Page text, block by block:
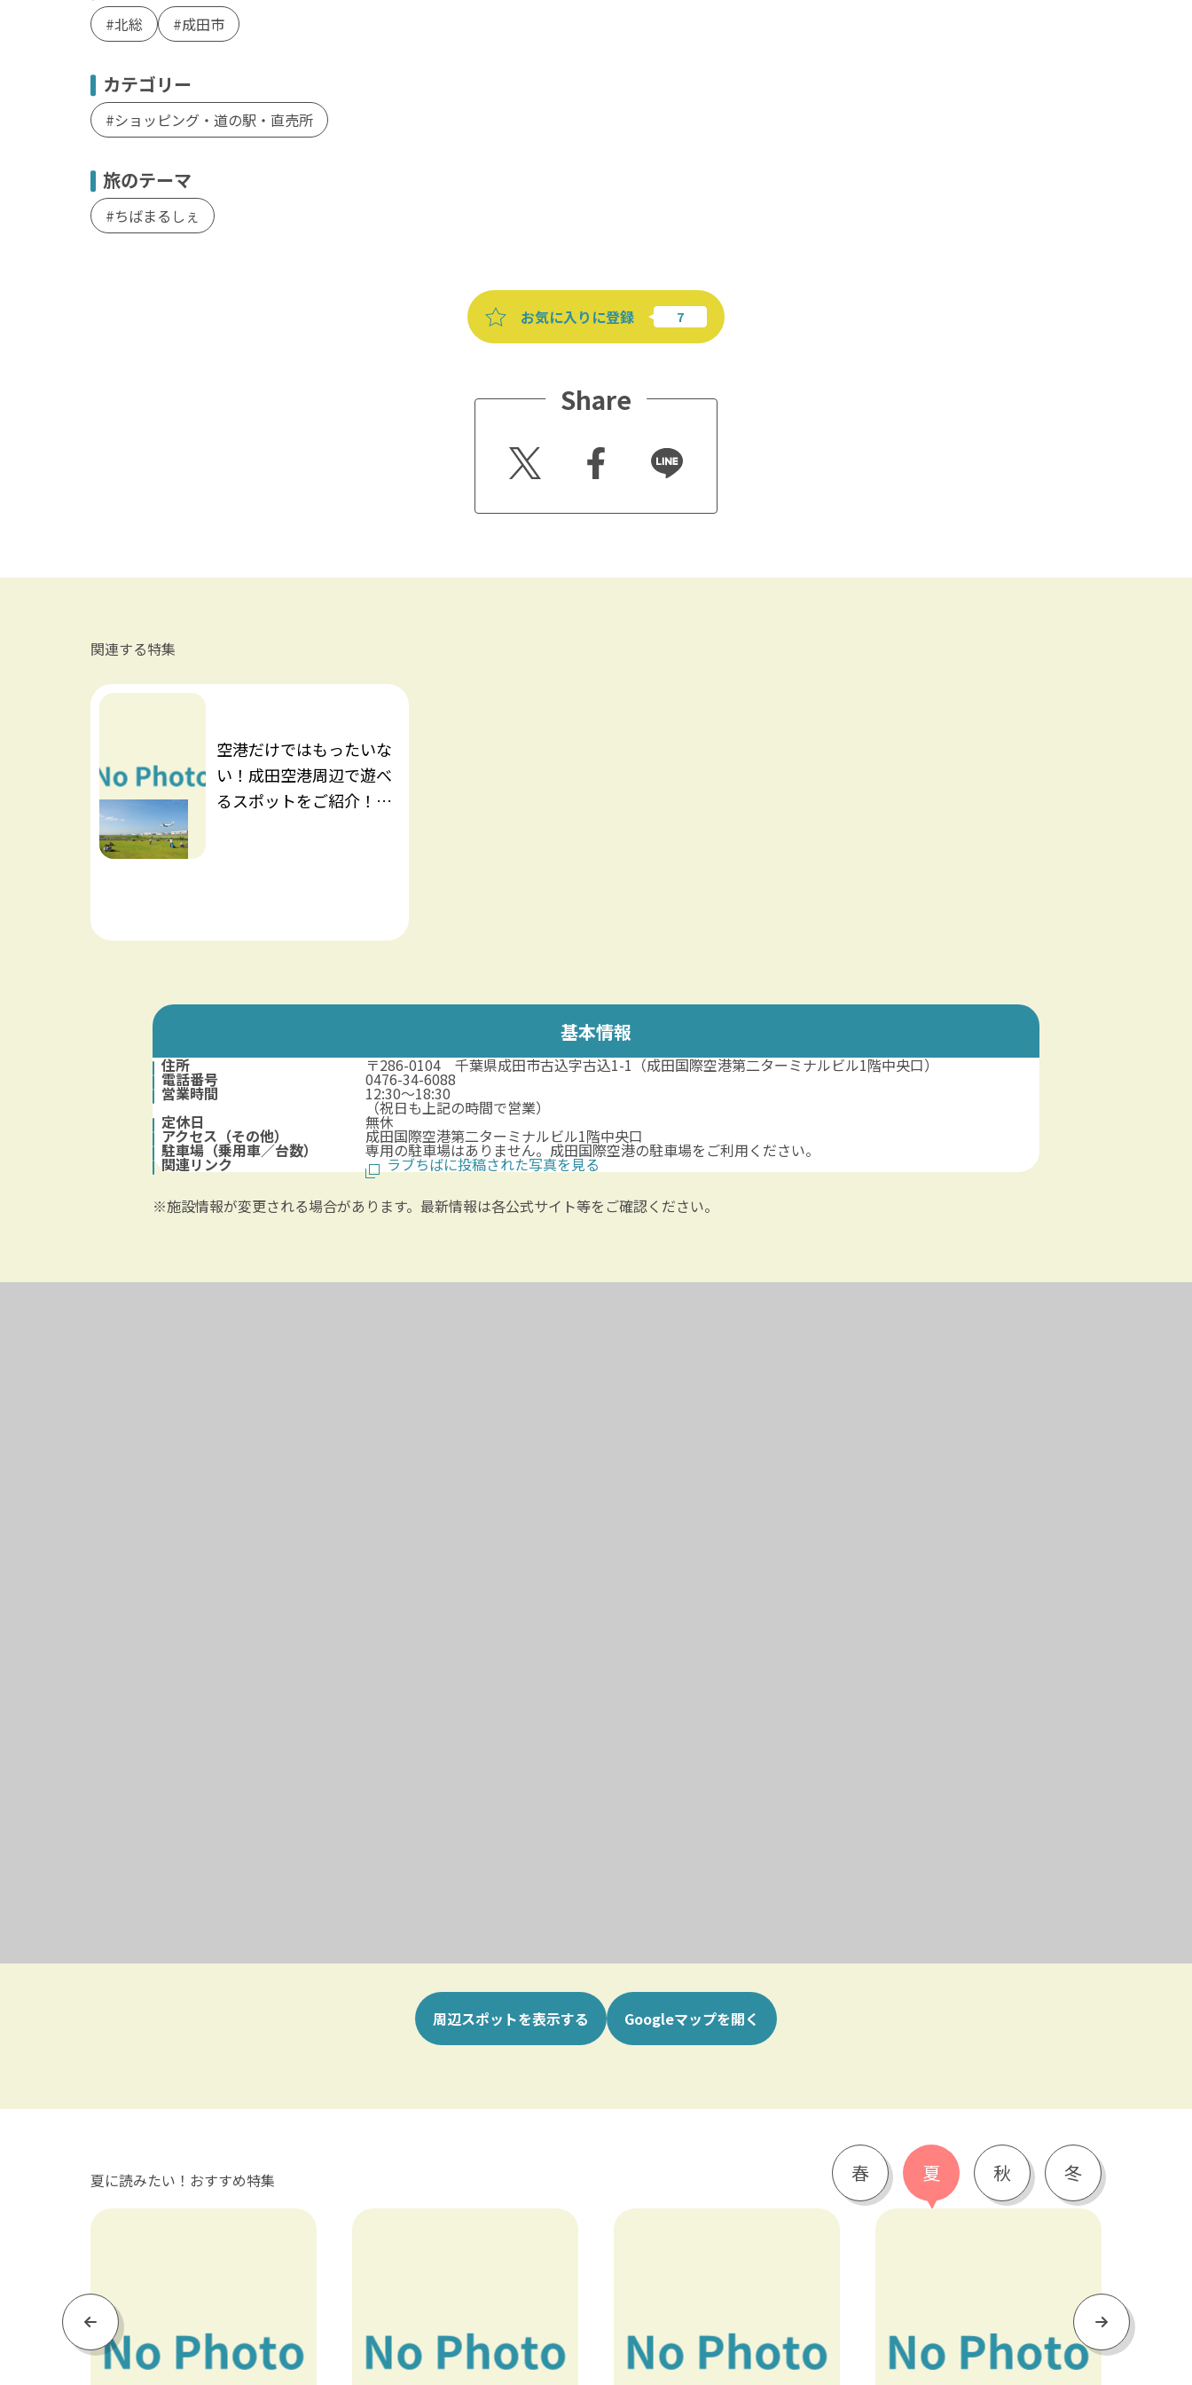
北総 成田市
カテゴリー
ショッピング・道の駅・直売所
旅のテーマ
ちばまるしぇ
お気に入りに登録
Share
Twitt
er
Faceb
ook
Line
関連する特集
空港だけではもったいな
い！成田空港周辺で遊べ
るスポットをご紹介！飛
基本情報
住所 〒286-0104 千葉県成田市古込字古込1-1（成田国際空港第二ターミナルビル1階中央口）
電話番号 0476-34-6088
営業時間 12:30～18:30
（祝日も上記の時間で営業）
定休日 無休
アクセス（その他） 成田国際空港第二ターミナルビル1階中央口
駐車場（乗用車／台数） 専用の駐車場はありません。成田国際空港の駐車場をご利用ください。
関連リンク
ラブちばに投稿された写真を見る
※施設情報が変更される場合があります。最新情報は各公式サイト等をご確認ください。
周辺スポットを表示する Googleマップを開く
春 夏 秋 冬
夏に読みたい！おすすめ特集
Previous Next